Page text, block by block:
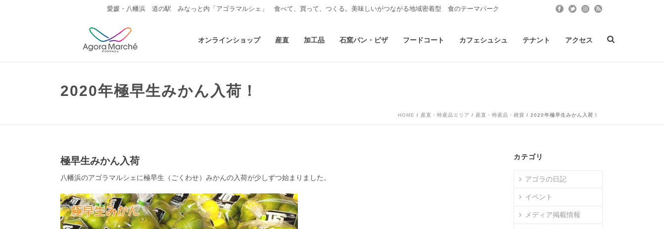
愛媛・八幡浜 道の駅 みなっと内「アゴラマルシェ」 食べて、買って、つくる。美味しいがつながる地域密着型 食のテーマパーク
オンラインショップ 産直 加工品 石窯パン・ピザ フードコート カフェシュシュ テナント アクセス
2020年極早生みかん入荷！
HOME / 産直・特産品エリア / 産直・特産品・雑貨 / 2020年極早生みかん入荷！
極早生みかん入荷
八幡浜のアゴラマルシェに極早生（ごくわせ）みかんの入荷が少しずつ始まりました。
カテゴリ
アゴラの日記
イベント
メディア掲載情報